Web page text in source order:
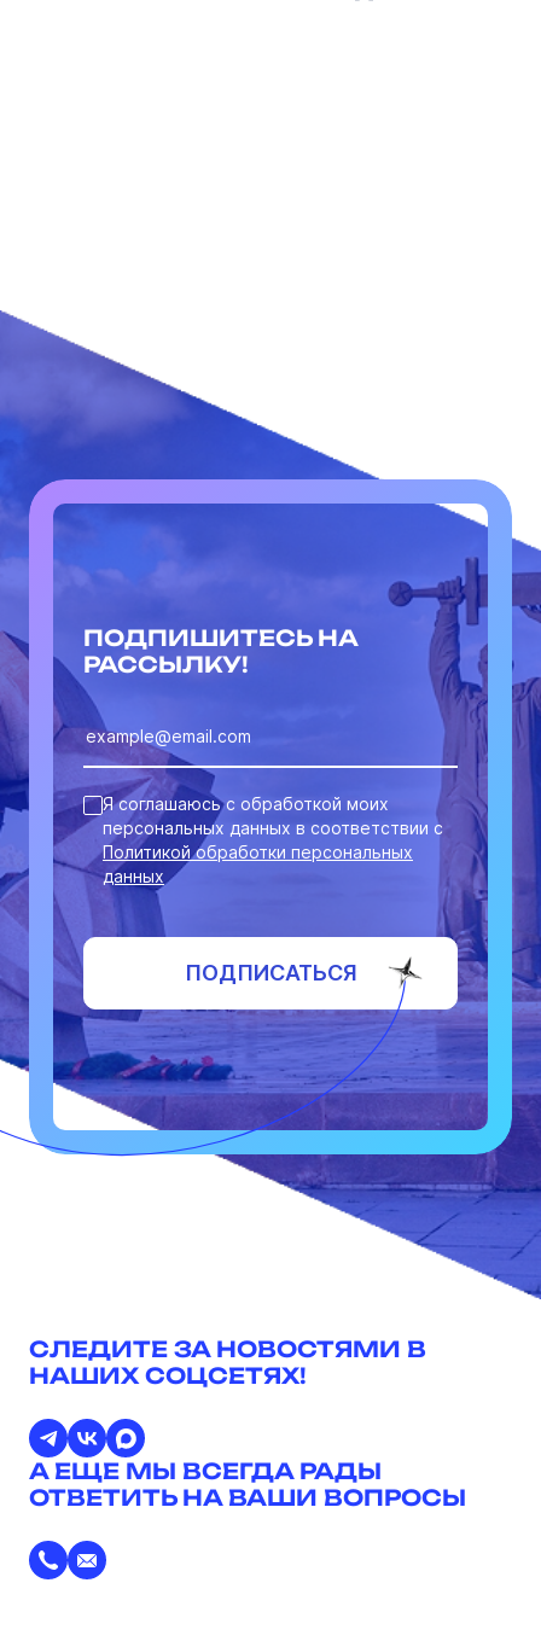
СЛЕДИТЕ ЗА НОВОСТЯМИ В
НАШИХ СОЦСЕТЯХ!
А ЕЩЕ МЫ ВСЕГДА РАДЫ
ОТВЕТИТЬ НА ВАШИ ВОПРОСЫ
ПОДПИШИТЕСЬ НА
РАССЫЛКУ!
Я соглашаюсь с обработкой моих
персональных данных в соответствии с
Политикой обработки персональных
данных
ПОДПИСАТЬСЯ